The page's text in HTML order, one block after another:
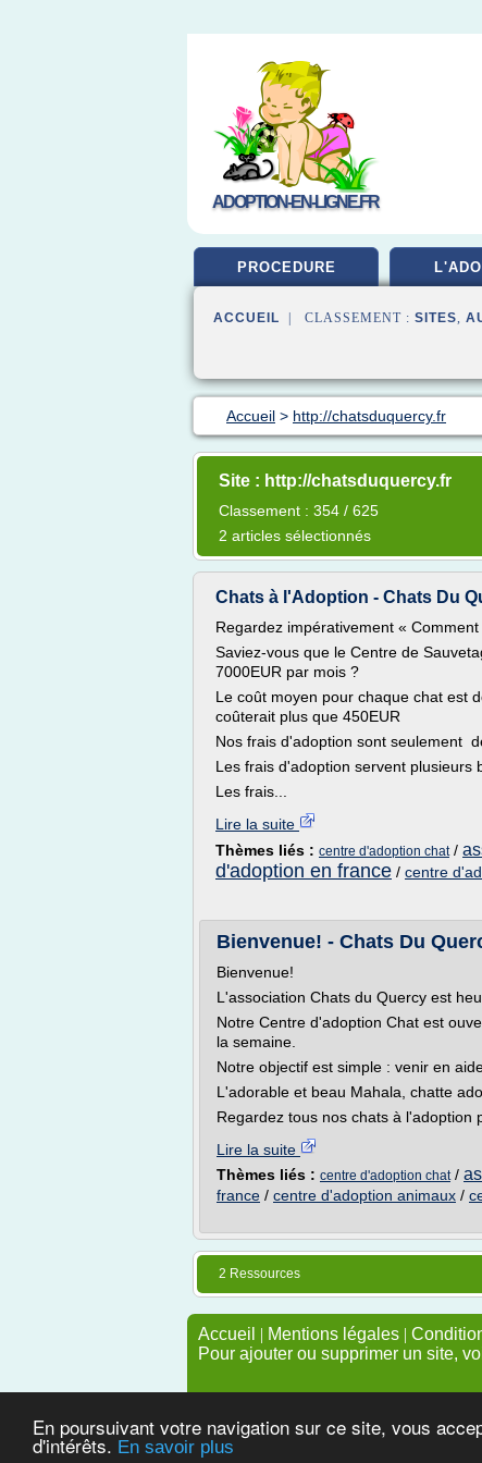
En poursuivant votre navigation sur ce site, vous
d'intérêts. En savoir plus
ADOPTION-EN-LIGNE.FR
PROCEDURE
ACCUEIL | CLASSEMENT : SITES,
Accueil > http://chatsduquercy.fr
Site : http://chatsduquercy.fr
Classement : 354 / 625
2 articles sélectionnés
Chats à l'Adoption - Chats Du
Regardez impérativement «
Saviez-vous que le Centre de
7000EUR par mois ?
Le coût moyen pour chaque chat est
coûterait plus que 450EUR
Nos frais d'adoption sont seulement
Les frais d'adoption servent plusieurs
Les frais...
Lire la suite
Thèmes liés : centre d'adoption chat/
d'adoption en france / centre
Bienvenue! - Chats Du
Bienvenue!
L'association Chats du Quercy est
Notre Centre d'adoption Chat est
la semaine.
Notre objectif est simple : venir en
L'adorable et beau Mahala, chatte
Regardez tous nos chats à l'adoption
Lire la suite
Thèmes liés : centre d'adoption chat/
france / centre d'adoption animaux /
2 Ressources
Accueil | Mentions légales |
Pour ajouter ou supprimer un site,